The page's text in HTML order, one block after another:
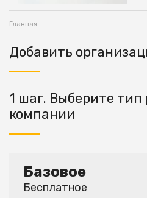
Главная
Добавить
1 шаг. Выберите
компании
Базовое
Бесплатное